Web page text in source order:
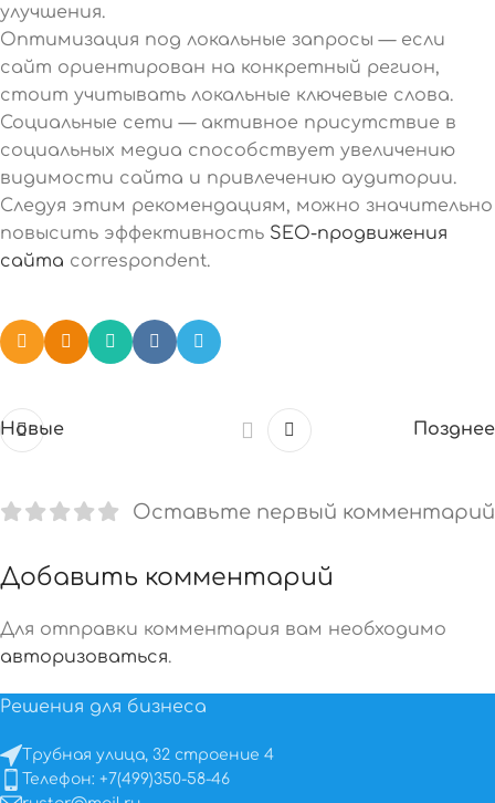
улучшения.
Оптимизация под локальные запросы — если
сайт ориентирован на конкретный регион,
стоит учитывать локальные ключевые слова.
Социальные сети — активное присутствие в
социальных медиа способствует увеличению
видимости сайта и привлечению аудитории.
Следуя этим рекомендациям, можно значительно
повысить эффективность SEO-продвижения
сайта correspondent.
Новые Позднее
Оставьте первый комментарий
Добавить комментарий
Для отправки комментария вам необходимо
авторизоваться.
Решения для бизнеса
Трубная улица, 32 строение 4
Телефон: +7(499)350-58-46